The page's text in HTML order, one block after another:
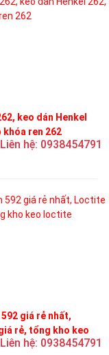
keo dán Henkel
khóa ren 262
Liên hệ: 0938454791
592 giá rẻ nhất,
rẻ, tổng kho keo
Liên hệ: 0938454791